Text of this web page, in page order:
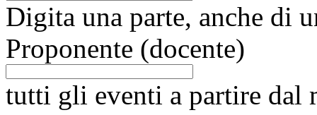
Digita una parte, anche di
Proponente (docente)
tutti gli eventi a partire dal